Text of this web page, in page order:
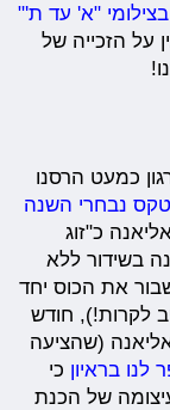
בצילומי "א' עד ת'"
על הזכייה של
כמעט הרסנו
נבחרי השנה
כ"זוג
בשידור ללא
את הכוס יחד
לקרות!), חודש
(שהציעה
לנו בראיון כי
של הכנת